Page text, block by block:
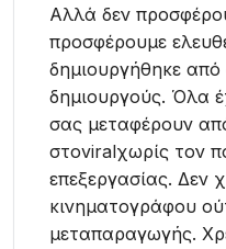
Αλλά δεν
προσφέρουμε
δημιουργήθηκε από
δημιουργούς. Όλα
σας μεταφέρουν
στοviralχωρίς τον
επεξεργασίας. Δεν
κινηματογράφου
μεταπαραγωγής.